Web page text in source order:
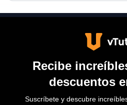
Recibe
descuentos
Suscríbete y descubre